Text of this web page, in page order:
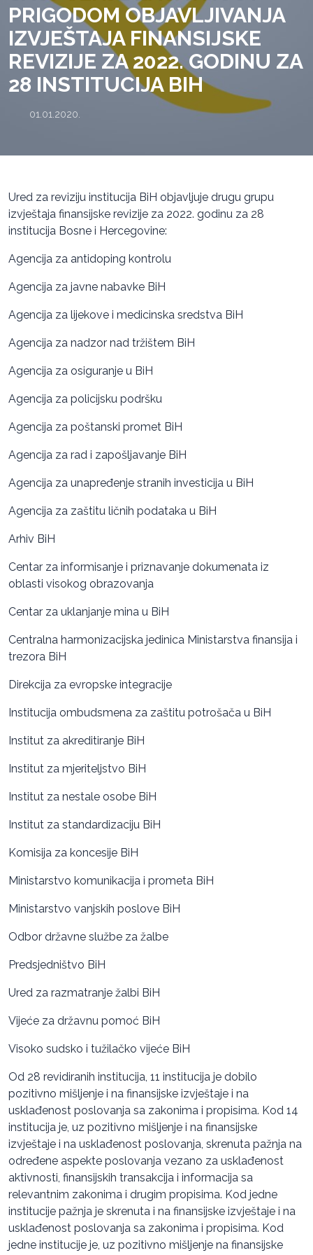
PRIGODOM OBJAVLJIVANJA
IZVJEŠTAJA FINANSIJSKE
REVIZIJE ZA 2022. GODINU ZA
28 INSTITUCIJA BIH
01.01.2020.
Ured za reviziju institucija BiH objavljuje drugu grupu
izvještaja finansijske revizije za 2022. godinu za 28
institucija Bosne i Hercegovine:
Agencija za antidoping kontrolu
Agencija za javne nabavke BiH
Agencija za lijekove i medicinska sredstva BiH
Agencija za nadzor nad tržištem BiH
Agencija za osiguranje u BiH
Agencija za policijsku podršku
Agencija za poštanski promet BiH
Agencija za rad i zapošljavanje BiH
Agencija za unapređenje stranih investicija u BiH
Agencija za zaštitu ličnih podataka u BiH
Arhiv BiH
Centar za informisanje i priznavanje dokumenata iz
oblasti visokog obrazovanja
Centar za uklanjanje mina u BiH
Centralna harmonizacijska jedinica Ministarstva finansija i
trezora BiH
Direkcija za evropske integracije
Institucija ombudsmena za zaštitu potrošača u BiH
Institut za akreditiranje BiH
Institut za mjeriteljstvo BiH
Institut za nestale osobe BiH
Institut za standardizaciju BiH
Komisija za koncesije BiH
Ministarstvo komunikacija i prometa BiH
Ministarstvo vanjskih poslove BiH
Odbor državne službe za žalbe
Predsjedništvo BiH
Ured za razmatranje žalbi BiH
Vijeće za državnu pomoć BiH
Visoko sudsko i tužilačko vijeće BiH
Od 28 revidiranih institucija, 11 institucija je dobilo
pozitivno mišljenje i na finansijske izvještaje i na
usklađenost poslovanja sa zakonima i propisima. Kod 14
institucija je, uz pozitivno mišljenje i na finansijske
izvještaje i na usklađenost poslovanja, skrenuta pažnja na
određene aspekte poslovanja vezano za usklađenost
aktivnosti, finansijskih transakcija i informacija sa
relevantnim zakonima i drugim propisima. Kod jedne
institucije pažnja je skrenuta i na finansijske izvještaje i na
usklađenost poslovanja sa zakonima i propisima. Kod
jedne institucije je, uz pozitivno mišljenje na finansijske